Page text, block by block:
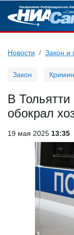
Новости Закон и
Закон
В Тольятти
обокрал
19 мая 2025 13:35